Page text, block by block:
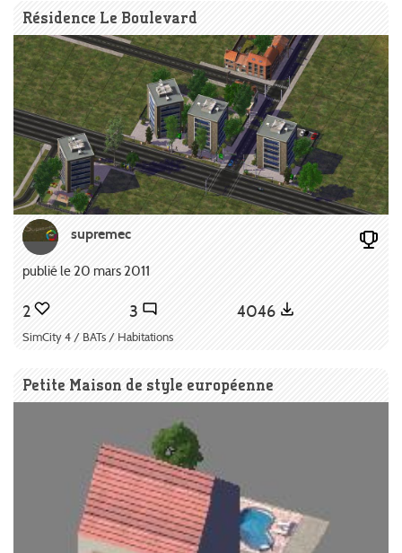
Résidence Le Boulevard
supremec
publié le 20 mars 2011
2 3 4046
SimCity 4 / BATs / Habitations
Petite Maison de style européenne